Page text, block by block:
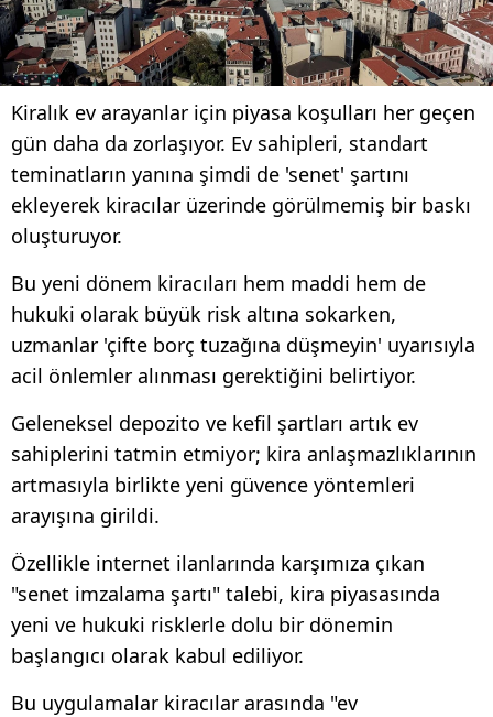
Kiralık ev arayanlar için piyasa koşulları her geçen
gün daha da zorlaşıyor. Ev sahipleri, standart
teminatların yanına şimdi de 'senet' şartını
ekleyerek kiracılar üzerinde görülmemiş bir baskı
oluşturuyor.
Bu yeni dönem kiracıları hem maddi hem de
hukuki olarak büyük risk altına sokarken,
uzmanlar 'çifte borç tuzağına düşmeyin' uyarısıyla
acil önlemler alınması gerektiğini belirtiyor.
Geleneksel depozito ve kefil şartları artık ev
sahiplerini tatmin etmiyor; kira anlaşmazlıklarının
artmasıyla birlikte yeni güvence yöntemleri
arayışına girildi.
Özellikle internet ilanlarında karşımıza çıkan
"senet imzalama şartı" talebi, kira piyasasında
yeni ve hukuki risklerle dolu bir dönemin
başlangıcı olarak kabul ediliyor.
Bu uygulamalar kiracılar arasında "ev